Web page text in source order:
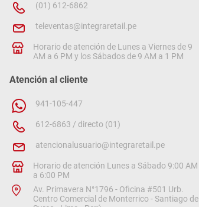
(01) 612-6862
televentas@integraretail.pe
Horario de atención de Lunes a Viernes de 9
AM a 6 PM y los Sábados de 9 AM a 1 PM
Atención al cliente
941-105-447
612-6863 / directo (01)
atencionalusuario@integraretail.pe
Horario de atención Lunes a Sábado 9:00 AM
a 6:00 PM
Av. Primavera N°1796 - Oficina #501 Urb.
Centro Comercial de Monterrico - Santiago de